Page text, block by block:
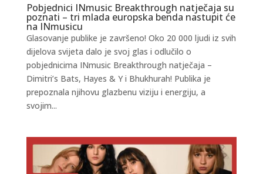
Pobjednici INmusic Breakthrough natječaja su
poznati – tri mlada europska benda nastupit će
na INmusicu
Glasovanje publike je završeno! Oko 20 000 ljudi iz svih
dijelova svijeta dalo je svoj glas i odlučilo o
pobjednicima INmusic Breakthrough natječaja –
Dimitri’s Bats, Hayes & Y i Bhukhurah! Publika je
prepoznala njihovu glazbenu viziju i energiju, a
svojim...